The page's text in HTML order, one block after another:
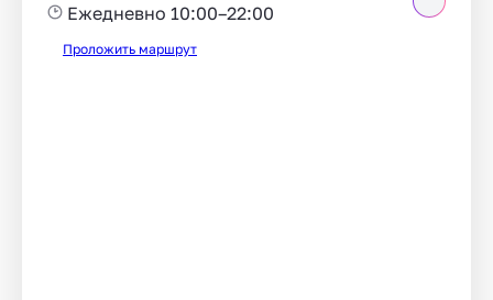
Ежедневно 10:00–22:00
Проложить маршрут